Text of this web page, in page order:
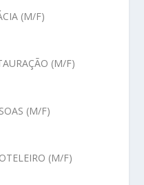
(M/F)
(M/F)
(M/F)
(M/F)